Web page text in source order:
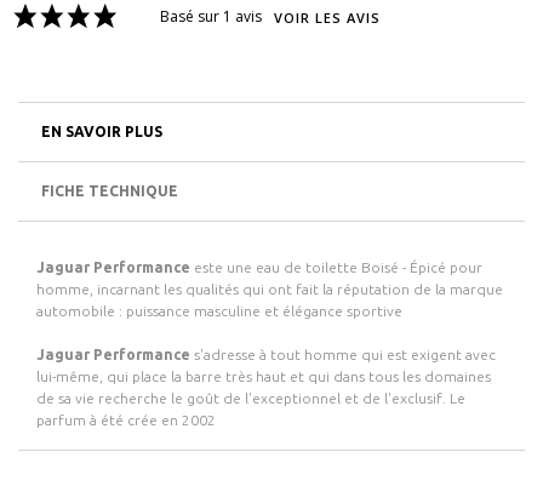
Basé sur 1 avis VOIR LES AVIS
EN SAVOIR PLUS
FICHE TECHNIQUE
Jaguar Performance este une eau de toilette Boisé - Épicé pour
homme, incarnant les qualités qui ont fait la réputation de la marque
automobile : puissance masculine et élégance sportive
Jaguar Performance s'adresse à tout homme qui est exigent avec
lui-même, qui place la barre très haut et qui dans tous les domaines
de sa vie recherche le goût de l'exceptionnel et de l'exclusif. Le
parfum à été crée en 2002